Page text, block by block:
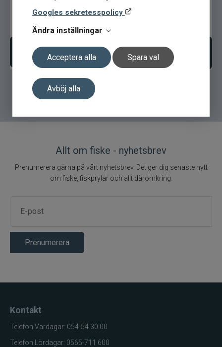
Googles sekretesspolicy
Ändra inställningar
Acceptera alla Spara val
Avböj alla
2 890 Ord. pris 3 190 kr
Anpassa produkt Lägg i varukorgen
Allt om fiske - nyhetsbrev
Prenumerera gärna på vårt nyhetsbrev. Det ger dig senaste nytt
om fiske, fiskprylar och allt däromkring.
Prenumerera
Kontakt
Telefon Vardagar: 054-54 30 00
Telefon Lördagar: 0565-711 600